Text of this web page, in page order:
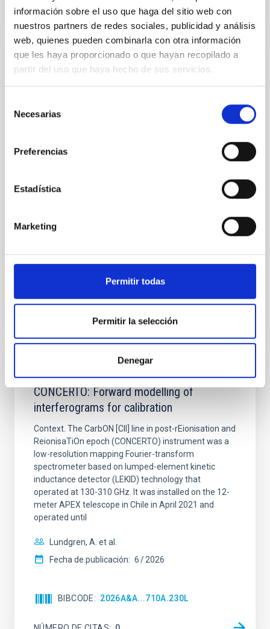
información sobre el uso que haga del sitio web con
nuestros partners de redes sociales, publicidad y análisis
web, quienes pueden combinarla con otra información
que les haya proporcionado o que hayan recopilado a
partir del uso que haya hecho de sus servicios.
Necesarias
Preferencias
Estadística
Marketing
Permitir todas
Permitir la selección
Denegar
NÚMERO DE CITAS 1
CON ÁRBITRO
Joining forces: 30 years of optical
2237+0305, the Einstein Cross, including
technique. This technique uses a region far enough
Shalyapin, V. N. et al.
Fecha de publicación: 6 2026
NÚMERO DE CITAS 0
CONCERTO: Forward modelling of
interferograms for calibration
Context. The CarbON [CII] line in post-rEionisation and
ReionisaTiOn epoch (CONCERTO) instrument was a
low-resolution mapping Fourier-transform
spectrometer based on lumped-element kinetic
inductance detector (LEKID) technology that
operated at 130-310 GHz. It was installed on the 12-
meter APEX telescope in Chile in April 2021 and
operated until
Lundgren, A. et al.
Fecha de publicación: 6 2026
BIBCODE 2026A&A...710A.230L